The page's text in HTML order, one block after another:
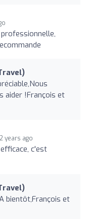
aider !François et
2 years ago
c'est
bientôt,François et